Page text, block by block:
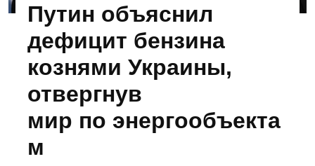
Путин объяснил
дефицит бензина
кознями Украины,
отвергнув
мир по энергообъекта
м